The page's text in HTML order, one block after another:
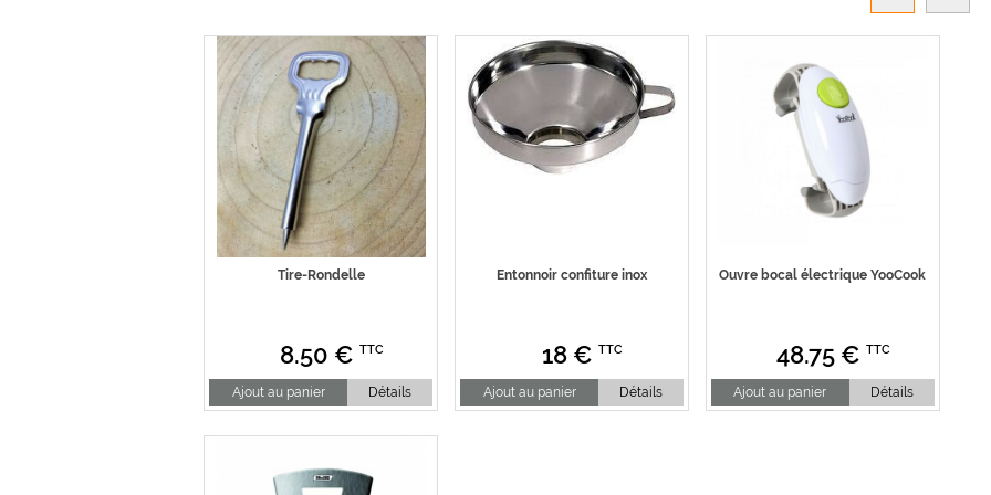
Tire-Rondelle
8.50 € TTC
Ajout au panier Détails
Entonnoir confiture inox
18 € TTC
Ajout au panier Détails
Ouvre bocal électrique YooCook
48.75€ TTC
Ajout au panier Détails